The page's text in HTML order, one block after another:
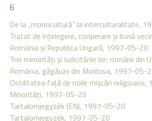
6
De la „monocultură” la interculturalitate,
Tratat de înţelegere, cooperare şi bună
România şi Republica Ungară, 1997-05-20
Trei minorităţi şi solicitările lor: românii din
România, găgăuzii din Moldova, 1997-05-
Ostilitatea faţă de noile mişcări religioase,
Minorităţi, 1997-05-20
Tartalomjegyzék (EN), 1997-05-20
Tartalomjegyzék, 1997-05-20